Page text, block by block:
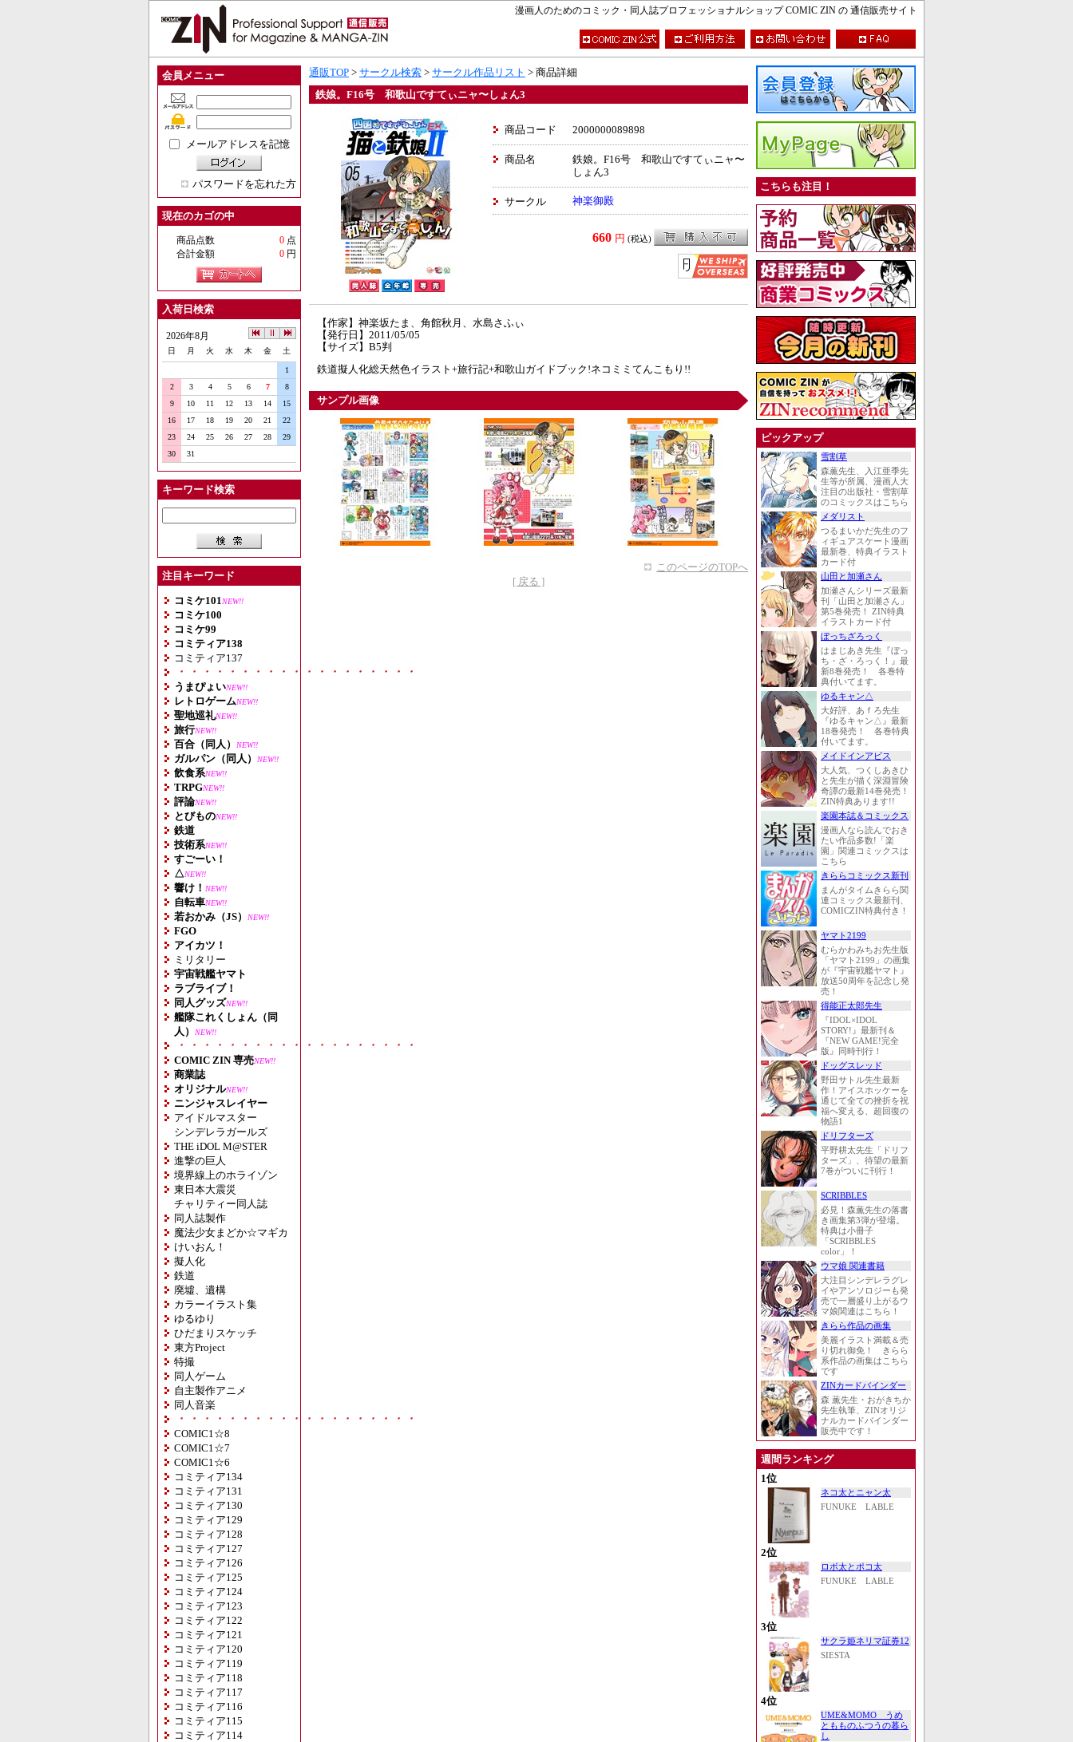
漫画人のためのコミック・同人誌プロフェッショナルショップ COMIC ZIN の 通信販売サイト
会員メニュー
メールアドレスを記憶
パスワードを忘れた方
現在のカゴの中
商品点数 0 点
合計金額
0 円
入荷日検索
2026年8月
日 月 火 水 木 金 土
1
2
3 4 5 6 7
8
9
10 11 12 13 14
15
16
17 18 19 20 21
22
23
24 25 26 27 28
29
30
31
キーワード検索
注目キーワード
コミケ101 NEW!!
コミケ100
コミケ99
コミティア138
コミティア137
・・・・・・・・・・・・・・・・・・・
うまぴょいNEW!!
レトロゲームNEW!!
聖地巡礼NEW!!
旅行NEW!!
百合（同人） NEW!!
ガルパン（同人） NEW!!
飲食系NEW!!
TRPGNEW!!
評論NEW!!
とびものNEW!!
鉄道
技術系NEW!!
すごーい！
△NEW!!
響け！ NEW!!
自転車NEW!!
若おかみ（JS） NEW!!
FGO
アイカツ！
ミリタリー
宇宙戦艦ヤマト
ラブライブ！
同人グッズNEW!!
艦隊これくしょん（同
人）
NEW!!
・・・・・・・・・・・・・・・・・・・
COMIC ZIN 専売NEW!!
商業誌
オリジナルNEW!!
ニンジャスレイヤー
アイドルマスター
シンデレラガールズ
THE iDOL M@STER
進撃の巨人
境界線上のホライゾン
東日本大震災
チャリティー同人誌
同人誌製作
魔法少女まどか☆マギカ
けいおん！
擬人化
鉄道
廃墟、遺構
カラーイラスト集
ゆるゆり
ひだまりスケッチ
東方Project
特撮
同人ゲーム
自主製作アニメ
同人音楽
・・・・・・・・・・・・・・・・・・・
COMIC1☆8
COMIC1☆7
COMIC1☆6
コミティア134
コミティア131
コミティア130
コミティア129
コミティア128
コミティア127
コミティア126
コミティア125
コミティア124
コミティア123
コミティア122
コミティア121
コミティア120
コミティア119
コミティア118
コミティア117
コミティア116
コミティア115
コミティア114
通販TOP > サークル検索 > サークル作品リスト > 商品詳細
鉄娘。F16号 和歌山ですてぃニャ〜しょん3
商品コード 2000000089898
商品名
鉄娘。F16号 和歌山ですてぃニャ〜
しょん3
サークル 神楽御殿
660 円 (税込)
【作家】神楽坂たま、角館秋月、水島さふぃ
【発行日】2011/05/05
【サイズ】B5判
鉄道擬人化総天然色イラスト+旅行記+和歌山ガイドブック!ネコミミてんこもり!!
サンプル画像
このページのTOPへ
[ 戻る ]
こちらも注目！
ピックアップ
雪割草
森薫先生、入江亜季先
生等が所属、漫画人大
注目の出版社・雪割草
のコミックスはこちら
メダリスト
つるまいかだ先生のフ
ィギュアスケート漫画
最新巻、特典イラスト
カード付
山田と加瀬さん
加瀬さんシリーズ最新
刊「山田と加瀬さん」
第5巻発売！ ZIN特典
イラストカード付
ぼっちざろっく
はまじあき先生『ぼっ
ち・ざ・ろっく！』最
新8巻発売！ 各巻特
典付いてます。
ゆるキャン△
大好評、あｆろ先生
『ゆるキャン△』最新
18巻発売！ 各巻特典
付いてます。
メイドインアビス
大人気、つくしあきひ
と先生が描く深淵冒険
奇譚の最新14巻発売！
ZIN特典あります!!
楽園本誌＆コミックス
漫画人なら読んでおき
たい作品多数!「楽
園」関連コミックスは
こちら
きららコミックス新刊
まんがタイムきらら関
連コミックス最新刊、
COMICZIN特典付き！
ヤマト2199
むらかわみちお先生版
「ヤマト2199」の画集
が『宇宙戦艦ヤマト』
放送50周年を記念し発
売！
得能正太郎先生
『IDOL×IDOL
STORY!』最新刊＆
『NEW GAME!完全
版』同時刊行！
ドッグスレッド
野田サトル先生最新
作！アイスホッケーを
通じて全ての挫折を祝
福へ変える、超回復の
物語1
ドリフターズ
平野耕太先生「ドリフ
ターズ」、待望の最新
7巻がついに刊行！
SCRIBBLES
必見！森薫先生の落書
き画集第3弾が登場。
特典は小冊子
「SCRIBBLES
color」！
ウマ娘 関連書籍
大注目シンデレラグレ
イやアンソロジーも発
売で一層盛り上がるウ
マ娘関連はこちら！
きらら作品の画集
美麗イラスト満載＆売
り切れ御免！ きらら
系作品の画集はこちら
です
ZINカードバインダー
森 薫先生・おがきちか
先生執筆、ZINオリジ
ナルカードバインダー
販売中です！
週間ランキング
1位
ネコ太とニャン太
FUNUKE LABLE
2位
ロボ太とポコ太
FUNUKE LABLE
3位
サクラ姫ネリマ証券12
SIESTA
4位
UME&MOMO うめ
ともものふつうの暮ら
し